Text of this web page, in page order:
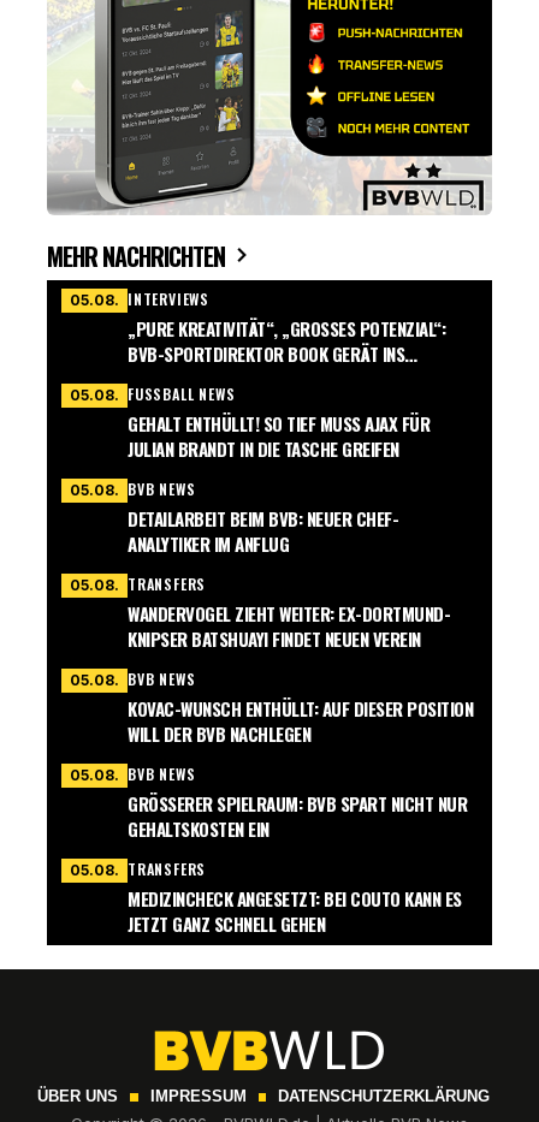
MEHR NACHRICHTEN
05.08. INTERVIEWS
„PURE KREATIVITÄT“, „GROSSES POTENZIAL“: B
VB-SPORTDIREKTOR BOOK GERÄT INS S
05.08. FUSSBALL NEWS
GEHALT ENTHÜLLT! SO TIEF MUSS AJAX FÜR
JULIAN BRANDT IN DIE TASCHE GREIFEN
05.08. BVB NEWS
DETAILARBEIT BEIM BVB: NEUER CHEF-
ANALYTIKER IM ANFLUG
05.08. TRANSFERS
WANDERVOGEL ZIEHT WEITER: EX-DORTMUND-
KNIPSER BATSHUAYI FINDET NEUEN VEREIN
05.08. BVB NEWS
KOVAC-WUNSCH ENTHÜLLT: AUF DIESER POSITION
WILL DER BVB NACHLEGEN
05.08. BVB NEWS
GRÖSSERER SPIELRAUM: BVB SPART NICHT NUR G
EHALTSKOSTEN EIN
05.08. TRANSFERS
MEDIZINCHECK ANGESETZT: BEI COUTO KANN ES
JETZT GANZ SCHNELL GEHEN
ÜBER UNS IMPRESSUM DATENSCHUTZERKLÄRUNG